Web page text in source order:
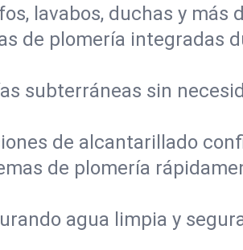
lavabos, duchas y más
de plomería integradas
subterráneas sin
de alcantarillado
de plomería
agua limpia y